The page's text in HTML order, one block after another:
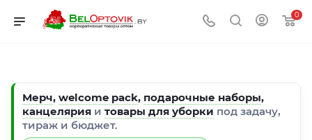
0
Мерч, welcome pack, подарочные наборы,
канцелярия и товары для уборки под задачу,
тираж и бюджет.